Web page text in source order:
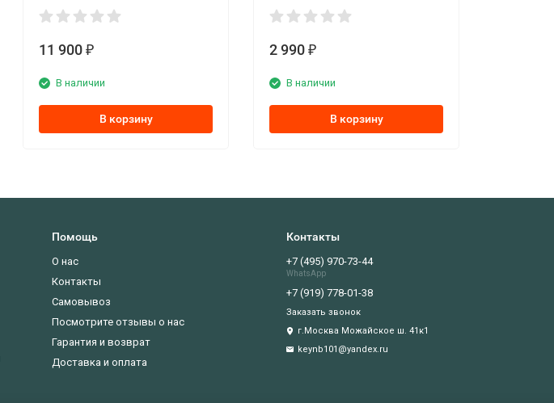
11 900 ₽
В наличии
В корзину
2 990 ₽
В наличии
В корзину
Помощь
О нас
Контакты
Самовывоз
Посмотрите отзывы о нас
Гарантия и возврат
Доставка и оплата
Контакты
+7 (495) 970-73-44
WhatsApp
+7 (919) 778-01-38
Заказать звонок
г.Москва Можайское ш. 41к1
keynb101@yandex.ru